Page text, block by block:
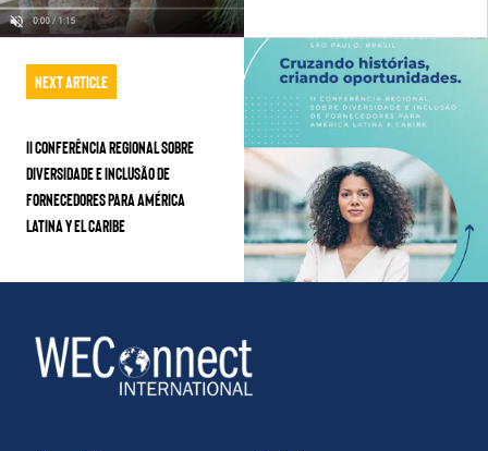
Next Article
II CONFERÊNCIA REGIONAL SOBRE
DIVERSIDADE E INCLUSÃO DE
FORNECEDORES PARA AMÉRICA
LATINA Y EL CARIBE